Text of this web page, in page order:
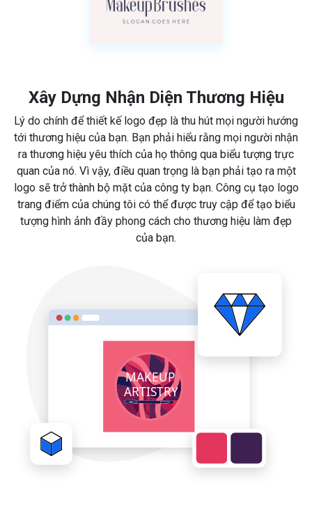
Xây Dựng Nhận Diện Thương Hiệu
Lý do chính để thiết kế logo đẹp là thu hút mọi người hướng
tới thương hiệu của bạn. Bạn phải hiểu rằng mọi người nhận
ra thương hiệu yêu thích của họ thông qua biểu tượng trực
quan của nó. Vì vậy, điều quan trọng là bạn phải tạo ra một
logo sẽ trở thành bộ mặt của công ty bạn. Công cụ tạo logo
trang điểm của chúng tôi có thể được truy cập để tạo biểu
tượng hình ảnh đầy phong cách cho thương hiệu làm đẹp
của bạn.